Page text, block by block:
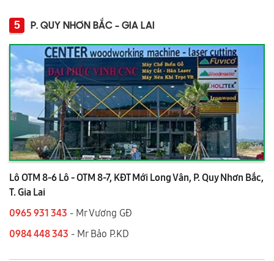
5 P. QUY NHƠN BẮC - GIA LAI
Lô OTM 8-6 Lô - OTM 8-7, KĐT Mới Long Vân, P. Quy Nhơn Bắc,
T. Gia Lai
0965 931 343 - Mr Vương GĐ
0984 448 343 - Mr Bảo P.KD